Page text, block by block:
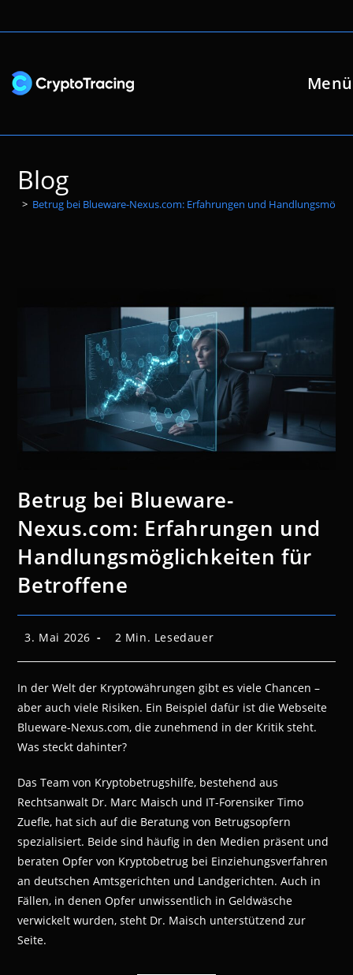
Inhalt
Menü
Blog
> Betrug bei Blueware-Nexus.com: Erfahrungen und
Betrug bei Blueware-
Nexus.com: Erfahrungen und
Handlungsmöglichkeiten für
Betroffene
Beitrag
3. Mai 2026 Lesedauer:
2 Min. Lesedauer
In der Welt der Kryptowährungen gibt es viele Chancen –
aber auch viele Risiken. Ein Beispiel dafür ist die Webseite
Blueware-Nexus.com, die zunehmend in der Kritik steht.
Was steckt dahinter?
Das Team von Kryptobetrugshilfe, bestehend aus
Rechtsanwalt Dr. Marc Maisch und IT-Forensiker Timo
Zuefle, hat sich auf die Beratung von Betrugsopfern
spezialisiert. Beide sind häufig in den Medien präsent und
beraten Opfer von Kryptobetrug bei Einziehungsverfahren
an deutschen Amtsgerichten und Landgerichten. Auch in
Fällen, in denen Opfer unwissentlich in Geldwäsche
verwickelt wurden, steht Dr. Maisch unterstützend zur
Seite.